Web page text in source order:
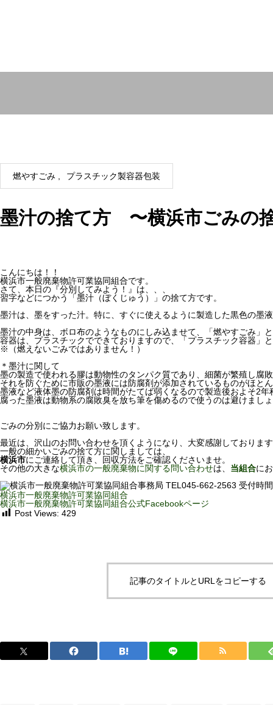
燃やすごみ プラスチック製容器包装
墨汁の捨て方 〜横浜市ごみの
こんにちは！！
横浜市一般廃棄物許可業協同組合です。
さて、本日の『分別してみよう！』は、、、
習字などにつかう「墨汁（ぼくじゅう）」の捨て方です。
墨汁は、墨をすった汁。特に、すぐに使えるように製造した黒色の墨
墨汁の中身は、ボロ布のようなものにしみ込ませて、「燃やすごみ」
容器は、プラスチックでできておりますので、「プラスチック容器」
※（燃えないごみではありません！）
＊墨汁に関して
墨の製造で使われる膠は動物性のタンパク質であり、細菌が繁殖し腐
それを防ぐために市販の墨液には防腐剤が添加されているものがほと
墨液など液体墨の防腐剤は時間がたてば弱くなるので製造後およそ2
腐った墨液は動物系の腐敗臭を放ち筆を傷めるので使うのは避けまし
ごみの分別にご協力お願い致します。
最近は、沢山のお問い合わせを頂くようになり、大変感謝しておりま
一般の細かいごみの捨て方に関しましては、
横浜市にご連絡して頂き、回収方法をご確認くださいませ。
その他の大きな横浜市の一般廃棄物に関する問い合わせは、 当組合に
横浜市一般廃棄物許可業協同組合
横浜市一般廃棄物許可業協同組合公式Facebookページ
Post Views: 429
記事のタイトルとURLをコピーする